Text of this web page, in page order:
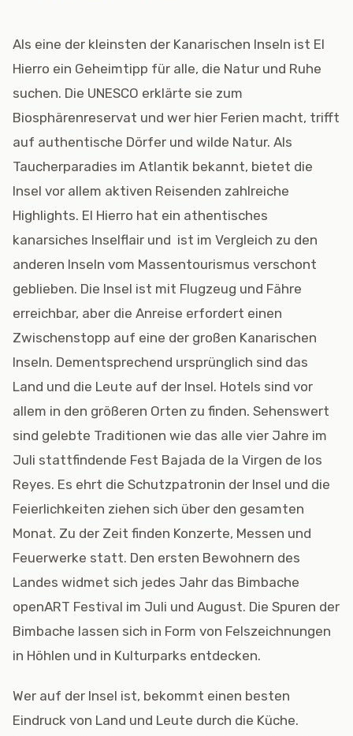
Als eine der kleinsten der Kanarischen Inseln ist El
Hierro ein Geheimtipp für alle, die Natur und Ruhe
suchen. Die UNESCO erklärte sie zum
Biosphärenreservat und wer hier Ferien macht, trifft
auf authentische Dörfer und wilde Natur. Als
Taucherparadies im Atlantik bekannt, bietet die
Insel vor allem aktiven Reisenden zahlreiche
Highlights. El Hierro hat ein athentisches
kanarsiches Inselflair und ist im Vergleich zu den
anderen Inseln vom Massentourismus verschont
geblieben. Die Insel ist mit Flugzeug und Fähre
erreichbar, aber die Anreise erfordert einen
Zwischenstopp auf eine der großen Kanarischen
Inseln. Dementsprechend ursprünglich sind das
Land und die Leute auf der Insel. Hotels sind vor
allem in den größeren Orten zu finden. Sehenswert
sind gelebte Traditionen wie das alle vier Jahre im
Juli stattfindende Fest Bajada de la Virgen de los
Reyes. Es ehrt die Schutzpatronin der Insel und die
Feierlichkeiten ziehen sich über den gesamten
Monat. Zu der Zeit finden Konzerte, Messen und
Feuerwerke statt. Den ersten Bewohnern des
Landes widmet sich jedes Jahr das Bimbache
openART Festival im Juli und August. Die Spuren der
Bimbache lassen sich in Form von Felszeichnungen
in Höhlen und in Kulturparks entdecken.
Wer auf der Insel ist, bekommt einen besten
Eindruck von Land und Leute durch die Küche.